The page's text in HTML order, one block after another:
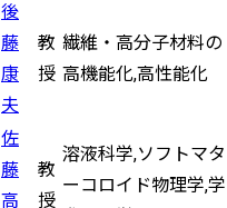
後
藤
康
夫
教
授
繊維・高分子材料の
高機能化,高性能化
佐
藤
高
教
授
溶液科学,ソフトマタ
ーコロイド物理学,学